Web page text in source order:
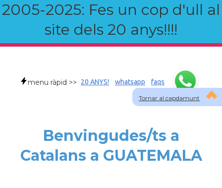
2005-2025: Fes un cop d'ull al
site dels 20 anys!!!!
Tornar al capdamunt
menu ràpid >> 20 ANYS! whatsapp faqs
Benvingudes/ts a
Catalans a GUATEMALA